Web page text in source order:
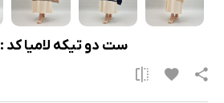
ست دو تیکه لامیا کد : 110142